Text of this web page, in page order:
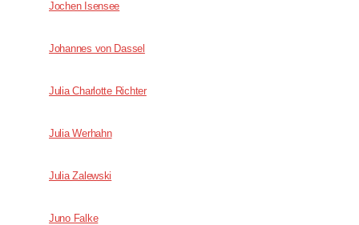
Jochen Isensee
Johannes von Dassel
Julia Charlotte Richter
Julia Werhahn
Julia Zalewski
Juno Falke